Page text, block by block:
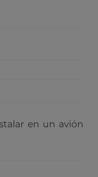
en un avión